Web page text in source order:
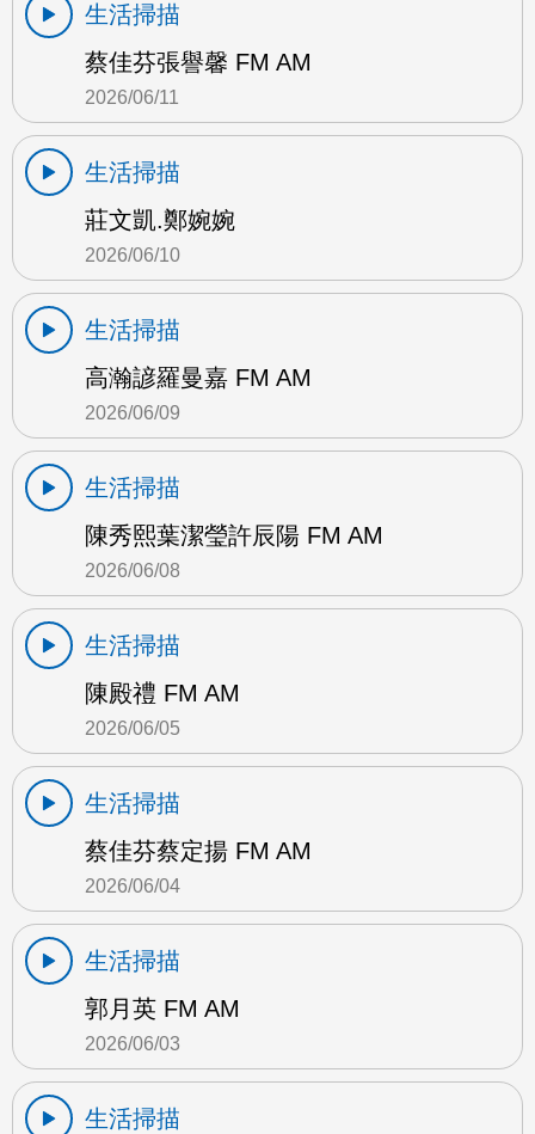
生活掃描
蔡佳芬張譽馨 FM AM
2026/06/11
生活掃描
莊文凱.鄭婉婉
2026/06/10
生活掃描
高瀚諺羅曼嘉 FM AM
2026/06/09
生活掃描
陳秀熙葉潔瑩許辰陽 FM AM
2026/06/08
生活掃描
陳殿禮 FM AM
2026/06/05
生活掃描
蔡佳芬蔡定揚 FM AM
2026/06/04
生活掃描
郭月英 FM AM
2026/06/03
生活掃描